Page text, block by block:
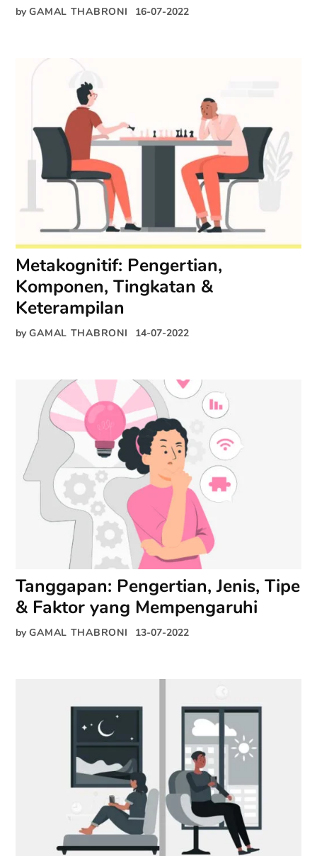
by GAMAL THABRONI 16-07-2022
Metakognitif: Pengertian,
Komponen, Tingkatan &
Keterampilan
by GAMAL THABRONI 14-07-2022
Tanggapan: Pengertian, Jenis, Tipe
& Faktor yang Mempengaruhi
by GAMAL THABRONI 13-07-2022